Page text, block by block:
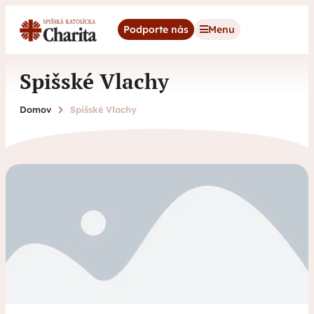
Podporte nás Menu
Spišské Vlachy
Domov Spišské Vlachy